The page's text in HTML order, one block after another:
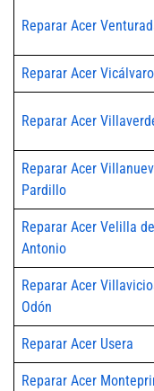
Reparar Acer
Reparar Acer Vicálvaro
Reparar Acer
Reparar Acer
Pardillo
Reparar Acer Velilla
Antonio
Reparar Acer
Odón
Reparar Acer Usera
Reparar Acer